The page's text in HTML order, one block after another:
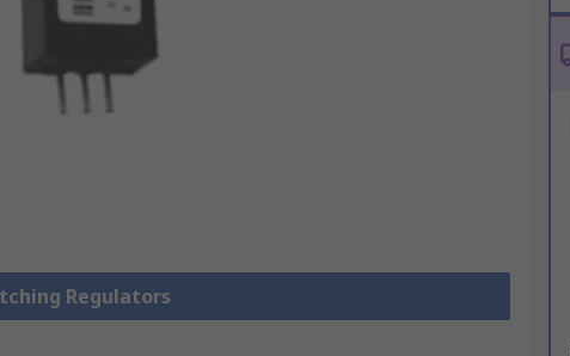
Regulators